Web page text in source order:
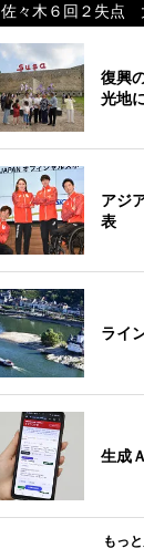
佐々木６回２失点
復興
光地
アジ
表
ライ
生成
もっ